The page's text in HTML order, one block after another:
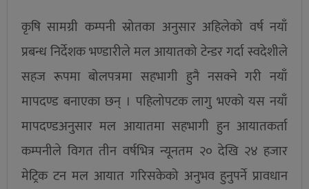
कृषि सामग्री कम्पनी स्रोतका अनुसार अहिलेको वर्ष नयाँ
प्रबन्ध निर्देशक भण्डारीले मल आयातको टेन्डर गर्दा स्वदेशीले
सहज रूपमा बोलपत्रमा सहभागी हुनै नसक्ने गरी नयाँ
मापदण्ड बनाएका छन् । पहिलोपटक लागु भएको यस नयाँ
मापदण्डअनुसार मल आयातमा सहभागी हुन आयातकर्ता
कम्पनीले विगत तीन वर्षभित्र न्यूनतम २० देखि २४ हजार
मेट्रिक टन मल आयात गरिसकेको अनुभव हुनुपर्ने प्रावधान